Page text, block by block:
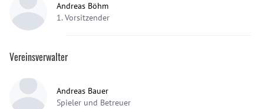
Andreas Böhm
1. Vorsitzender
Vereinsverwalter
Andreas Bauer
Spieler und Betreuer